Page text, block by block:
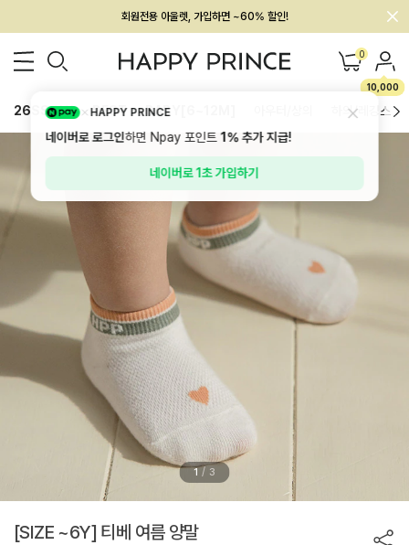
회원전용 아울렛, 가입하면 ~60% 할인!
멤버십 최대 28,000원 혜택 0
10,000
26SS 신상 BEST BABY[6~12M] 하의/레깅스
1 / 3
[SIZE ~6Y] 티베 여름 양말
HAPPY PRINCE
네이버로 로그인하면 Npay 포인트1%추가 지급!
네이버로 1초 가입하기